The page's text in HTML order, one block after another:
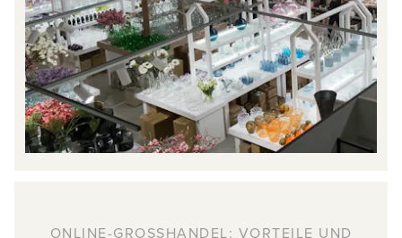
ONLINE-GROSSHANDEL: VORTEILE UND N